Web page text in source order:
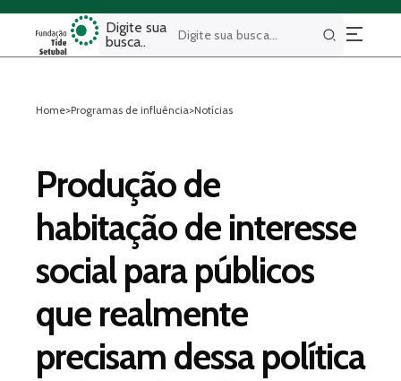
Digite sua
busca..
Buscar
Home>Programas de influência>Notícias
Produção de
habitação de interesse
social para públicos
que realmente
precisam dessa política